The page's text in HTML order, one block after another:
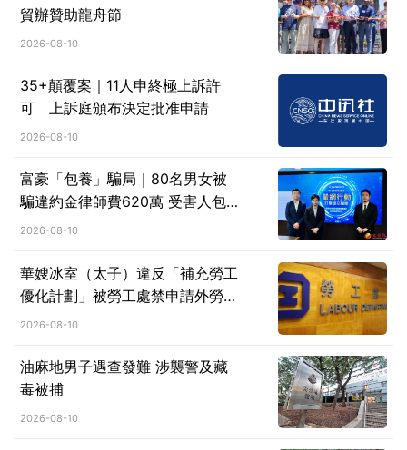
貿辦贊助龍舟節
2026-08-10
35+顛覆案｜11人申終極上訴許
可 上訴庭頒布決定批准申請
2026-08-10
富豪「包養」騙局｜80名男女被
騙違約金律師費620萬 受害人包
2026-08-10
華嫂冰室（太子）違反「補充勞工
優化計劃」被勞工處禁申請外勞一
年
2026-08-10
油麻地男子遇查發難 涉襲警及藏
毒被捕
2026-08-10